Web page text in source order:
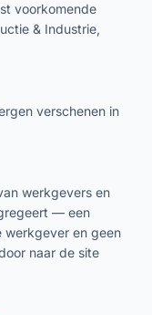
voorkomende
& Industrie,
verschenen in
werkgevers en
— een
werkgever en geen
naar de site